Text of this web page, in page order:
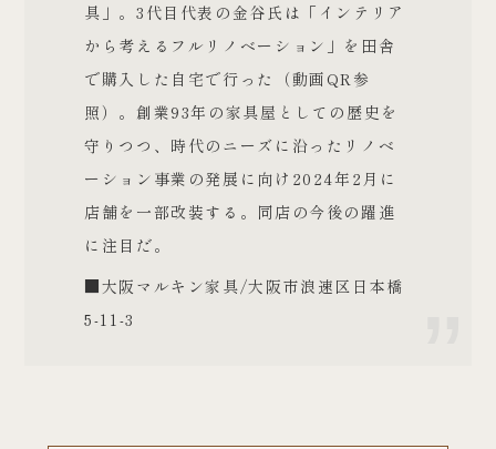
具」。3代目代表の金谷氏は「インテリア
から考えるフルリノベーション」を田舎
で購入した自宅で行った（動画QR参
照）。創業93年の家具屋としての歴史を
守りつつ、時代のニーズに沿ったリノベ
ーション事業の発展に向け2024年2月に
店舗を一部改装する。同店の今後の躍進
に注目だ。
■大阪マルキン家具/大阪市浪速区日本橋
5-11-3